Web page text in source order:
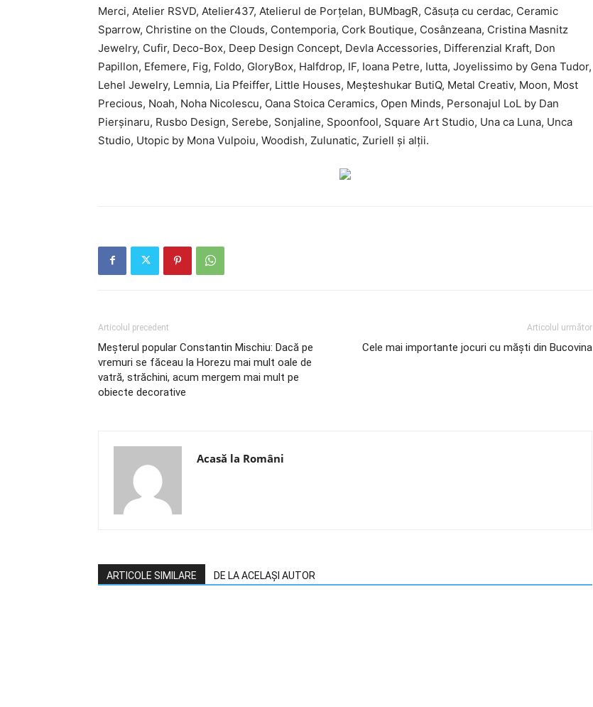
Merci, Atelier RSVD, Atelier437, Atelierul de Porțelan, BUMbagR, Căsuța cu cerdac, Ceramic
Sparrow, Christine on the Clouds, Contemporia, Cork Boutique, Cosânzeana, Cristina Masnitz
Jewelry, Cufir, Deco-Box, Deep Design Concept, Devla Accessories, Differenzial Kraft, Don
Papillon, Efemere, Fig, Foldo, GloryBox, Halfdrop, IF, Ioana Petre, Iutta, Joyelissimo by Gena Tudor,
Lehel Jewelry, Lemnia, Lia Pfeiffer, Little Houses, Meșteshukar ButiQ, Metal Creativ, Moon, Most
Precious, Noah, Noha Nicolescu, Oana Stoica Ceramics, Open Minds, Personajul LoL by Dan
Pierșinaru, Rusbo Design, Serebe, Sonjaline, Spoonfool, Square Art Studio, Una ca Luna, Unca
Studio, Utopic by Mona Vulpoiu, Woodish, Zulunatic, Zuriell și alții.
Articolul precedent
Meșterul popular Constantin Mischiu: Dacă pe
vremuri se făceau la Horezu mai mult oale de
vatră, străchini, acum mergem mai mult pe
obiecte decorative
Articolul următor
Cele mai importante jocuri cu măşti din Bucovina
Acasă la Români
ARTICOLE SIMILARE DE LA ACELAȘI AUTOR